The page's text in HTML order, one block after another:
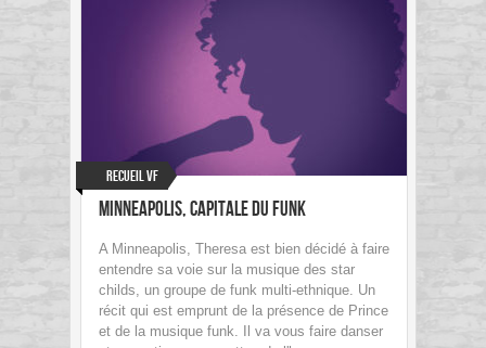
Recueil VF
Minneapolis, capitale du Funk
A Minneapolis, Theresa est bien décidé à faire
entendre sa voie sur la musique des star
childs, un groupe de funk multi-ethnique. Un
récit qui est emprunt de la présence de Prince
et de la musique funk. Il va vous faire danser